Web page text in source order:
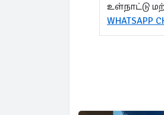
உள்நாட்டு
WHATSAPP